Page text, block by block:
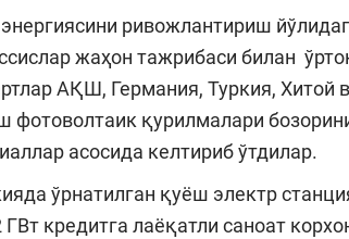
ривожлантириш
жаҳон тажрибаси билан
АҚШ, Германия, Туркия, Хитой
фотоволтаик қурилмалари
асосида келтириб ўтдилар.
ўрнатилган қуёш электр
кредитга лаёқатли саноат